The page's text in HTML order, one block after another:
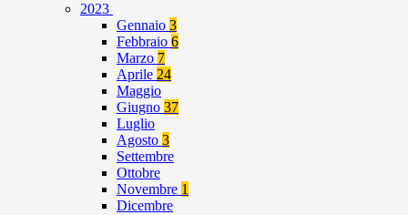
2023
Gennaio 3
Febbraio 6
Marzo 7
Aprile 24
Maggio
Giugno 37
Luglio
Agosto 3
Settembre
Ottobre
Novembre 1
Dicembre